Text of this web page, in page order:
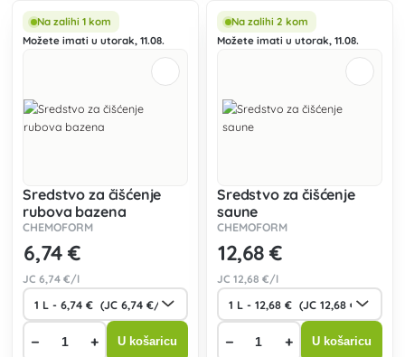
Na zalihi 1 kom
Možete imati u utorak, 11.08.
Sredstvo za čišćenje
rubova bazena
CHEMOFORM
6,74 €
JC6,74 €/l
− + U košaricu
Na zalihi 2 kom
Možete imati u utorak, 11.08.
Sredstvo za čišćenje
saune
CHEMOFORM
12,68 €
JC 12,68 €/l
− + U košaricu